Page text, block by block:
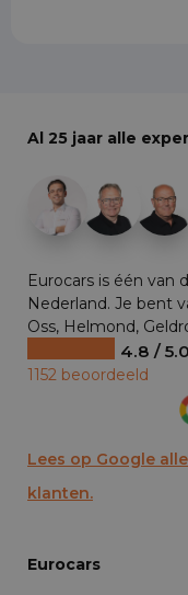
Al 25 jaar alle
Eurocars is één van
Nederland. Je bent
Oss, Helmond,
4.8 / 5.0
1152 beoordeeld
Lees op Google
klanten.
Eurocars